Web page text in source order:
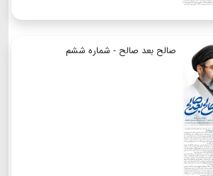
صالح بعد صالح - شماره ششم